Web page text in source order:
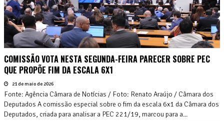
COMISSÃO VOTA NESTA SEGUNDA-FEIRA PARECER SOBRE PEC
QUE PROPÕE FIM DA ESCALA 6X1
21 de maio de 2026
Fonte: Agência Câmara de Notícias / Foto: Renato Araújo / Câmara dos
Deputados A comissão especial sobre o fim da escala 6x1 da Câmara dos
Deputados, criada para analisar a PEC 221/19, marcou para a...